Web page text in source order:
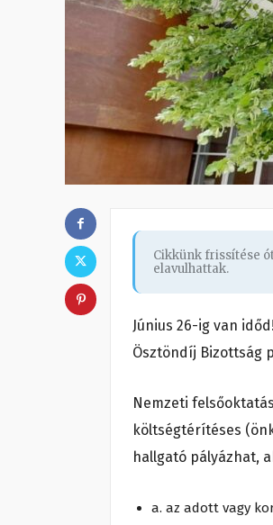
Cikkünk frissítése
elavulhattak.
Június 26-ig van
Ösztöndíj Bizottság
Nemzeti
költségtérítéses
hallgató pályázhat,
a. az adott vagy